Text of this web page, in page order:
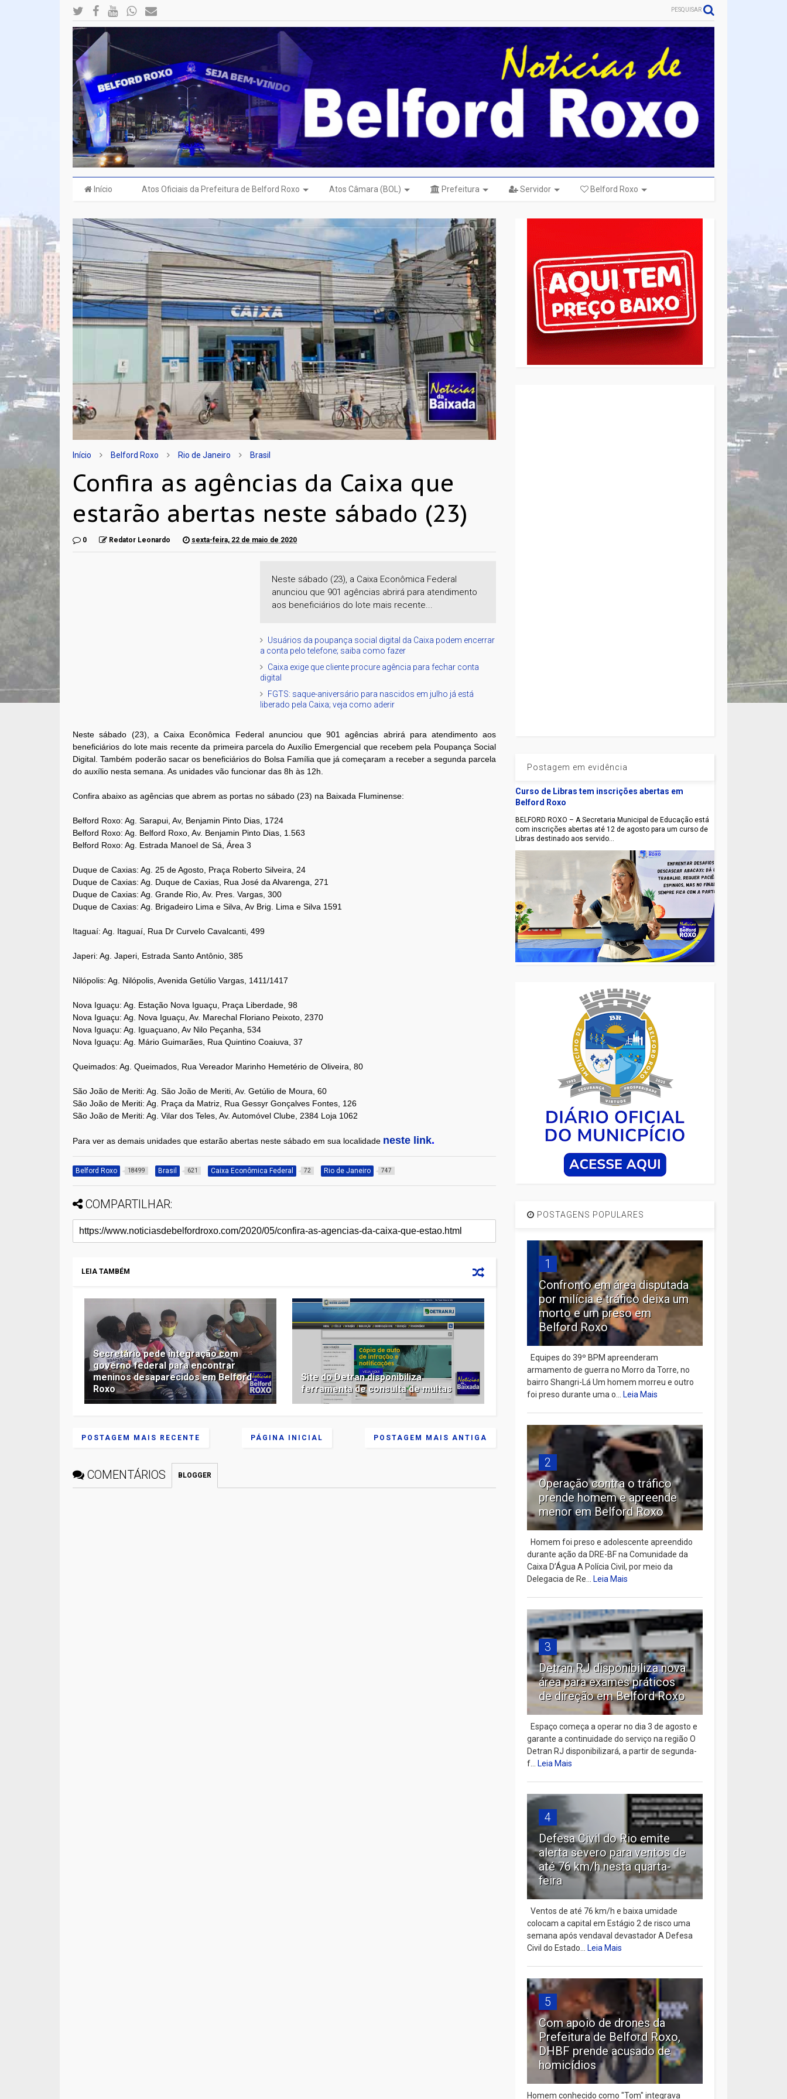
PESQUISAR
Início Atos Oficiais da Prefeitura de Belford Roxo Atos Câmara (BOL) Prefeitura Servidor Belford Roxo
Início Belford Roxo Rio de Janeiro Brasil
Confira as agências da Caixa que
estarão abertas neste sábado (23)
0 Redator Leonardo sexta-feira, 22 de maio de 2020
Neste sábado (23), a Caixa Econômica Federal
anunciou que 901 agências abrirá para atendimento
aos beneficiários do lote mais recente...
Usuários da poupança social digital da Caixa podem encerrar
a conta pelo telefone; saiba como fazer
Caixa exige que cliente procure agência para fechar conta
digital
FGTS: saque-aniversário para nascidos em julho já está
liberado pela Caixa; veja como aderir
Neste sábado (23), a Caixa Econômica Federal anunciou que 901 agências abrirá para atendimento aos
beneficiários do lote mais recente da primeira parcela do Auxílio Emergencial que recebem pela Poupança Social
Digital. Também poderão sacar os beneficiários do Bolsa Família que já começaram a receber a segunda parcela
do auxílio nesta semana. As unidades vão funcionar das 8h às 12h.
Confira abaixo as agências que abrem as portas no sábado (23) na Baixada Fluminense:
Belford Roxo: Ag. Sarapui, Av, Benjamin Pinto Dias, 1724
Belford Roxo: Ag. Belford Roxo, Av. Benjamin Pinto Dias, 1.563
Belford Roxo: Ag. Estrada Manoel de Sá, Área 3
Duque de Caxias: Ag. 25 de Agosto, Praça Roberto Silveira, 24
Duque de Caxias: Ag. Duque de Caxias, Rua José da Alvarenga, 271
Duque de Caxias: Ag. Grande Rio, Av. Pres. Vargas, 300
Duque de Caxias: Ag. Brigadeiro Lima e Silva, Av Brig. Lima e Silva 1591
Itaguaí: Ag. Itaguaí, Rua Dr Curvelo Cavalcanti, 499
Japeri: Ag. Japeri, Estrada Santo Antônio, 385
Nilópolis: Ag. Nilópolis, Avenida Getúlio Vargas, 1411/1417
Nova Iguaçu: Ag. Estação Nova Iguaçu, Praça Liberdade, 98
Nova Iguaçu: Ag. Nova Iguaçu, Av. Marechal Floriano Peixoto, 2370
Nova Iguaçu: Ag. Iguaçuano, Av Nilo Peçanha, 534
Nova Iguaçu: Ag. Mário Guimarães, Rua Quintino Coaiuva, 37
Queimados: Ag. Queimados, Rua Vereador Marinho Hemetério de Oliveira, 80
São João de Meriti: Ag. São João de Meriti, Av. Getúlio de Moura, 60
São João de Meriti: Ag. Praça da Matriz, Rua Gessyr Gonçalves Fontes, 126
São João de Meriti: Ag. Vilar dos Teles, Av. Automóvel Clube, 2384 Loja 1062
Para ver as demais unidades que estarão abertas neste sábado em sua localidade neste link.
Belford Roxo 18499 Brasil 621 Caixa Econômica Federal 72 Rio de Janeiro 747
COMPARTILHAR:
LEIA TAMBÉM
Secretário pede integração com
governo federal para encontrar
meninos desaparecidos em Belford
Roxo
Site do Detran disponibiliza
ferramenta de consulta de multas
POSTAGEM MAIS RECENTE POSTAGEM MAIS ANTIGA
PÁGINA INICIAL
COMENTÁRIOS BLOGGER
Postagem em evidência
Curso de Libras tem inscrições abertas em
Belford Roxo
BELFORD ROXO – A Secretaria Municipal de Educação está
com inscrições abertas até 12 de agosto para um curso de
Libras destinado aos servido...
POSTAGENS POPULARES
1
Confronto em área disputada
por milícia e tráfico deixa um
morto e um preso em
Belford Roxo
Equipes do 39º BPM apreenderam
armamento de guerra no Morro da Torre, no
bairro Shangri-Lá Um homem morreu e outro
foi preso durante uma o...Leia Mais
2
Operação contra o tráfico
prende homem e apreende
menor em Belford Roxo
Homem foi preso e adolescente apreendido
durante ação da DRE-BF na Comunidade da
Caixa D’Água A Polícia Civil, por meio da
Delegacia de Re...Leia Mais
3
Detran RJ disponibiliza nova
área para exames práticos
de direção em Belford Roxo
Espaço começa a operar no dia 3 de agosto e
garante a continuidade do serviço na região O
Detran RJ disponibilizará, a partir de segunda-
f...Leia Mais
4
Defesa Civil do Rio emite
alerta severo para ventos de
até 76 km/h nesta quarta-
feira
Ventos de até 76 km/h e baixa umidade
colocam a capital em Estágio 2 de risco uma
semana após vendaval devastador A Defesa
Civil do Estado...Leia Mais
5
Com apoio de drones da
Prefeitura de Belford Roxo,
DHBF prende acusado de
homicídios
Homem conhecido como "Tom" integrava